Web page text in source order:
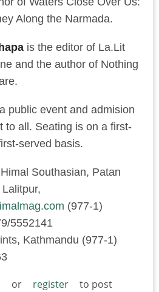
Along the Narmada.
is the editor of La.Lit
and the author of Nothing
public event and admision
to all. Seating is on a first-
served basis.
Southasian, Patan
(977-1)
5552141
Kathmandu (977-1)
or register
to post